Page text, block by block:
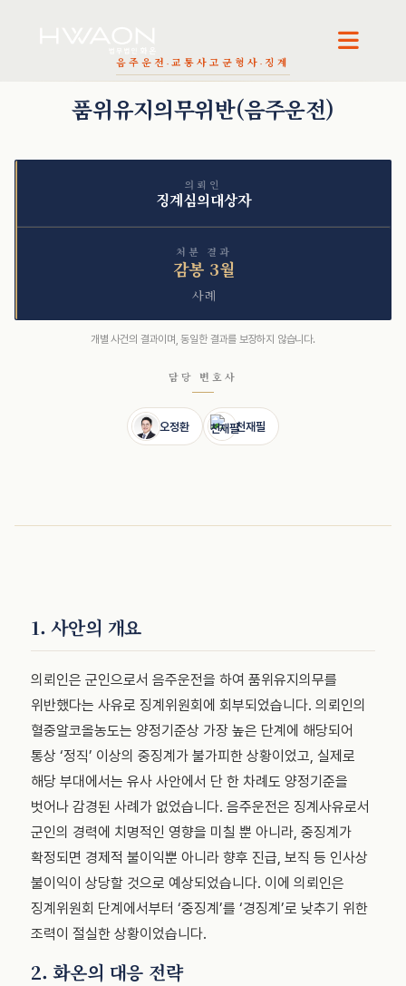
음주운전·교통사고 군형사·징계
품위유지의무위반(음주운전)
의뢰인
징계심의대상자
처분 결과
감봉 3월
사례
개별 사건의 결과이며, 동일한 결과를 보장하지 않습니다.
담당 변호사
오정환 천재필
1. 사안의 개요
의뢰인은 군인으로서 음주운전을 하여 품위유지의무를
위반했다는 사유로 징계위원회에 회부되었습니다. 의뢰인의
혈중알코올농도는 양정기준상 가장 높은 단계에 해당되어
통상 ‘정직’ 이상의 중징계가 불가피한 상황이었고, 실제로
해당 부대에서는 유사 사안에서 단 한 차례도 양정기준을
벗어나 감경된 사례가 없었습니다. 음주운전은 징계사유로서
군인의 경력에 치명적인 영향을 미칠 뿐 아니라, 중징계가
확정되면 경제적 불이익뿐 아니라 향후 진급, 보직 등 인사상
불이익이 상당할 것으로 예상되었습니다. 이에 의뢰인은
징계위원회 단계에서부터 ‘중징계’를 ‘경징계’로 낮추기 위한
조력이 절실한 상황이었습니다.
2. 화온의 대응 전략